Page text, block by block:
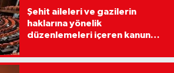
Şehit aileleri ve gazilerin
haklarına yönelik
düzenlemeleri içeren kanun
Komisyonunda